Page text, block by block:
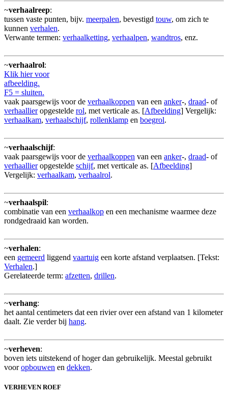
~verhaalreep:
tussen vaste punten, bijv. meerpalen, bevestigd touw, om zich te
kunnen verhalen.
Verwante termen: verhaalketting, verhaalpen, wandtros, enz.
~verhaalrol:
Klik hier voor
afbeelding.
F5 = sluiten.
vaak paarsgewijs voor de verhaalkoppen van een anker-, draad- of
verhaallieropgestelde rol, met verticale as. [Afbeelding] Vergelijk:
verhaalkam, verhaalschijf, rollenklamp en boegrol.
~verhaalschijf:
vaak paarsgewijs voor de verhaalkoppen van een anker-, draad- of
verhaallieropgestelde schijf, met verticale as. [Afbeelding]
Vergelijk: verhaalkam, verhaalrol.
~verhaalspil:
combinatie van een verhaalkop en een mechanisme waarmee deze
rondgedraaid kan worden.
~verhalen:
een gemeerd liggend vaartuig een korte afstand verplaatsen. [Tekst:
Verhalen.]
Gerelateerde term: afzetten, drillen.
~verhang:
het aantal centimeters dat een rivier over een afstand van 1 kilometer
daalt. Zie verder bij hang.
~verheven:
boven iets uitstekend of hoger dan gebruikelijk. Meestal gebruikt
vooropbouwen en dekken.
VERHEVEN ROEF